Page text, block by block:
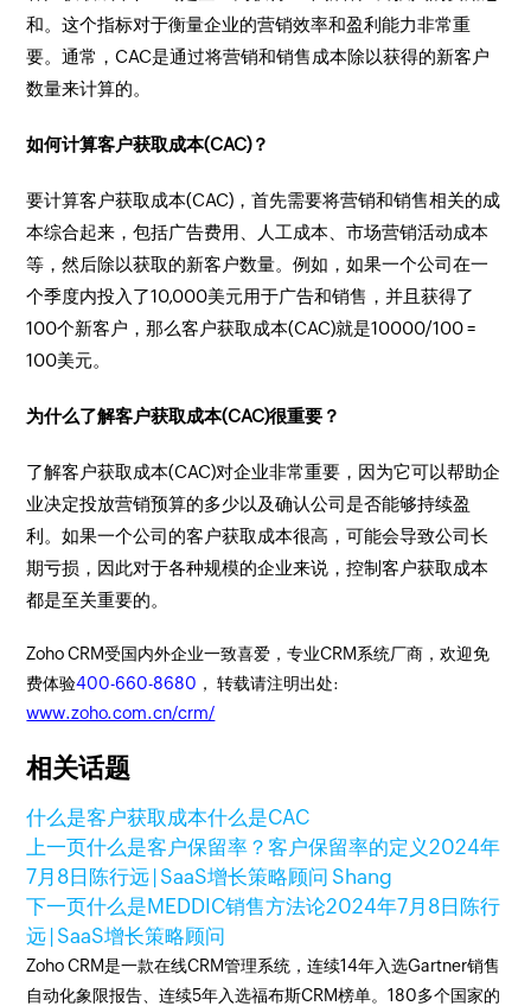
和。这个指标对于衡量企业的营销效率和盈利能力非常重
要。通常，CAC是通过将营销和销售成本除以获得的新客户
数量来计算的。
如何计算客户获取成本(CAC)？
要计算客户获取成本(CAC)，首先需要将营销和销售相关的成
本综合起来，包括广告费用、人工成本、市场营销活动成本
等，然后除以获取的新客户数量。例如，如果一个公司在一
个季度内投入了10,000美元用于广告和销售，并且获得了
100个新客户，那么客户获取成本(CAC)就是10000/100 =
100美元。
为什么了解客户获取成本(CAC)很重要？
了解客户获取成本(CAC)对企业非常重要，因为它可以帮助企
业决定投放营销预算的多少以及确认公司是否能够持续盈
利。如果一个公司的客户获取成本很高，可能会导致公司长
期亏损，因此对于各种规模的企业来说，控制客户获取成本
都是至关重要的。
Zoho CRM受国内外企业一致喜爱，专业CRM系统厂商，欢迎免
费体验400-660-8680 ， 转载请注明出处:
www.zoho.com.cn/crm/
相关话题
什么是客户获取成本什么是CAC
上一页什么是客户保留率？客户保留率的定义2024年
7月8日 陈行远 | SaaS增长策略顾问 Shang
下一页什么是MEDDIC销售方法论2024年7月8日 陈行
远 | SaaS增长策略顾问
Zoho CRM是一款在线CRM管理系统，连续14年入选Gartner销售
自动化象限报告、连续5年入选福布斯CRM榜单。180多个国家的